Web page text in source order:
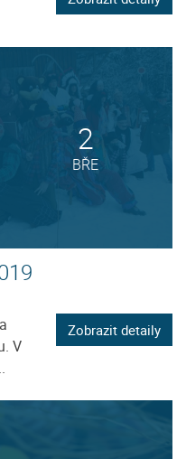
2
BŘE
V
Zobrazit detaily